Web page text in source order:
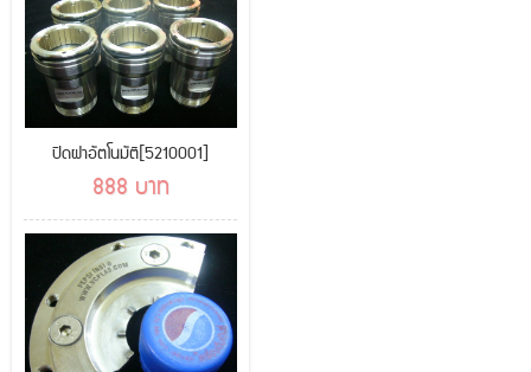
ปิดฝาอัตโนมัติ[5210001]
888 บาท